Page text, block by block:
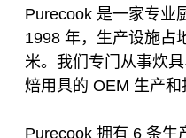
Purecook 是一家专业
1998 年，生产设施占
米。我们专门从事炊
焙用具的 OEM 生产和
Purecook 拥有 6 条生